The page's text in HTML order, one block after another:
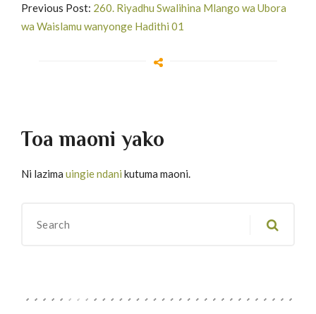
Previous Post: 260. Riyadhu Swalihina Mlango wa Ubora
wa Waislamu wanyonge Hadithi 01
Toa maoni yako
Ni lazima uingie ndani kutuma maoni.